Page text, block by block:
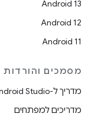
Android 13
Android 12
Android 11
מסמכים והורדות
מדריך ל-Android Studio
מדריכים למפתחים